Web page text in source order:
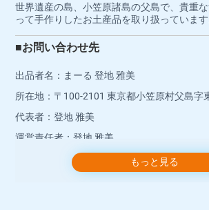
世界遺産の島、小笠原諸島の父島で、貴重
って手作りしたお土産品を取り扱っています
■お問い合わせ先
出品者名：まーる 登地 雅美
所在地：〒100-2101 東京都小笠原村父島字
代表者：登地 雅美
運営責任者：登地 雅美
店舗連絡先：sandalshopmar@icloud.com
もっと見る